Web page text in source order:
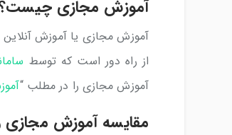
آموزش مجازی
آموزش مجازی یا آموزش
از راه دور است که توسط
آموزش مجازی را در مطلب “
مقایسه آموزش